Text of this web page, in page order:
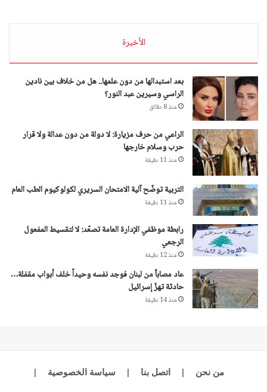
الأخيرة
بعد استبدالها من دون علمها.. هل من خلاف بين نادين
الراسي وسيرين عبد النور؟
منذ 8 دقائق
الراعي من حرف مزيارة: لا دولة من دون عدالة ولا قرار
حرب وسلام خارجها
منذ 11 دقيقة
التربية توضّح آلية الامتحان السريري لكولوكيوم الطب العام
منذ 11 دقيقة
رابطة موظفي الإدارة العامة تصعّد: لا لتقسيط المفعول
الرجعي
منذ 12 دقيقة
عاد مصاباً من لبنان فوجد نفسه وحيداً خلف أبواب مقفلة…
حادثة تهزّ إسرائيل
منذ 14 دقيقة
من نحن | اتصل بنا | سياسة الخصوصية |